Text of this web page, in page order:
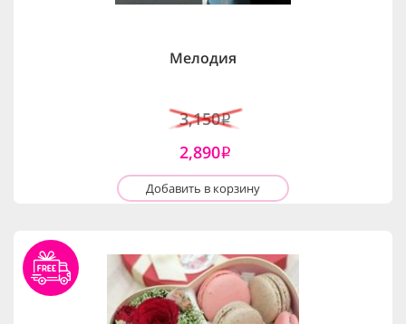
Мелодия
3,150i
2,890i
Добавить в корзину